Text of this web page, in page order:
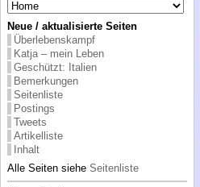
Neue / aktualisierte Seiten
Überlebenskampf
Katja – mein Leben
Geschützt: Italien
Bemerkungen
Seitenliste
Postings
Tweets
Artikelliste
Inhalt
Alle Seiten siehe Seitenliste